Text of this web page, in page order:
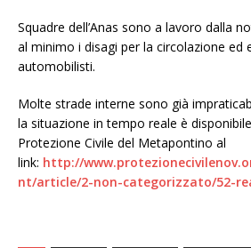
Squadre dell’Anas sono a lavoro dalla
al minimo i disagi per la circolazione ed
automobilisti.
Molte strade interne sono già
la situazione in tempo reale è
Protezione Civile del Metapontino al
link: http://
nt/article/2-non-categorizzato/52-